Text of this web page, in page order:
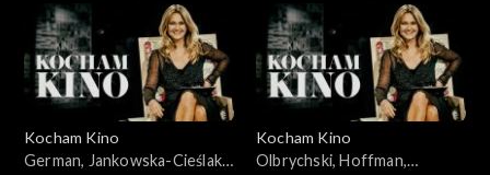
20.05.2008
Kocham Kino
German, Jankowska-Cieślak,
Kocham Kino
Olbrychski, Hoffman,